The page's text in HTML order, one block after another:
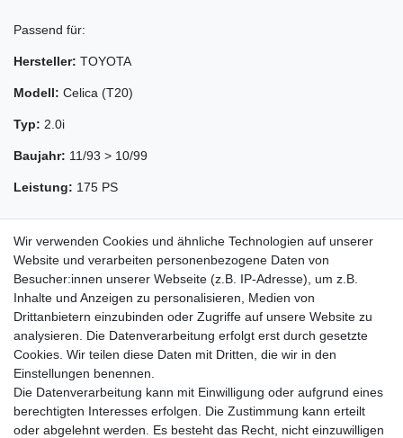
Passend für:
Hersteller: TOYOTA
Modell: Celica (T20)
Typ: 2.0i
Baujahr: 11/93 > 10/99
Leistung: 175 PS
Zahlung und Versand
Impressum Daten­schutz­erklärung AGB
Wir verwenden Cookies und ähnliche Technologien auf unserer
Website und verarbeiten personenbezogene Daten von
Besucher:innen unserer Webseite (z.B. IP-Adresse), um z.B.
Inhalte und Anzeigen zu personalisieren, Medien von
Drittanbietern einzubinden oder Zugriffe auf unsere Website zu
analysieren. Die Datenverarbeitung erfolgt erst durch gesetzte
Cookies. Wir teilen diese Daten mit Dritten, die wir in den
Einstellungen benennen.
Die Datenverarbeitung kann mit Einwilligung oder aufgrund eines
berechtigten Interesses erfolgen. Die Zustimmung kann erteilt
oder abgelehnt werden. Es besteht das Recht, nicht einzuwilligen